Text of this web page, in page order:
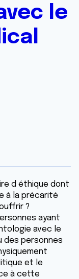
le
d éthique dont
à la précarité
?
ayant
avec le
des personnes
et le
à cette